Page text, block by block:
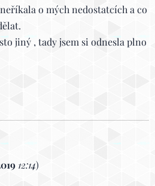
o mých nedostatcích a co
jiný , tady jsem si odnesla plno
12:14)